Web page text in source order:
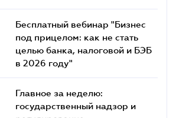
Бесплатный вебинар "Бизнес
под прицелом: как не стать
целью банка, налоговой и БЭБ
в 2026 году"
Главное за неделю:
государственный надзор и